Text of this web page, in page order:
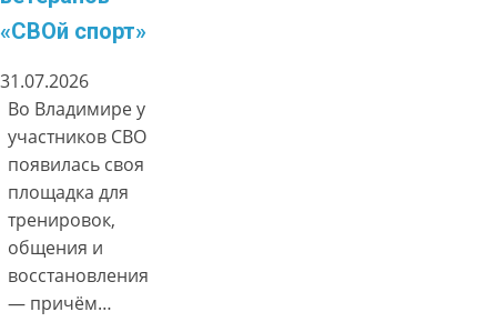
«СВОй спорт»
31.07.2026
Во Владимире у
участников СВО
появилась своя
площадка для
тренировок,
общения и
восстановления
— причём…